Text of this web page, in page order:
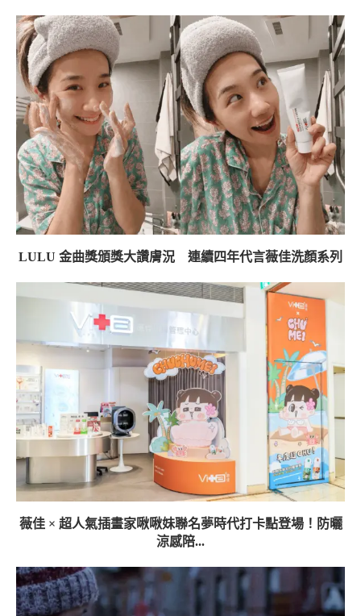
LULU 金曲獎頒獎大讚膚況 連續四年代言薇佳洗顏系列
薇佳 × 超人氣插畫家啾啾妹聯名夢時代打卡點登場！防曬
涼感陪...